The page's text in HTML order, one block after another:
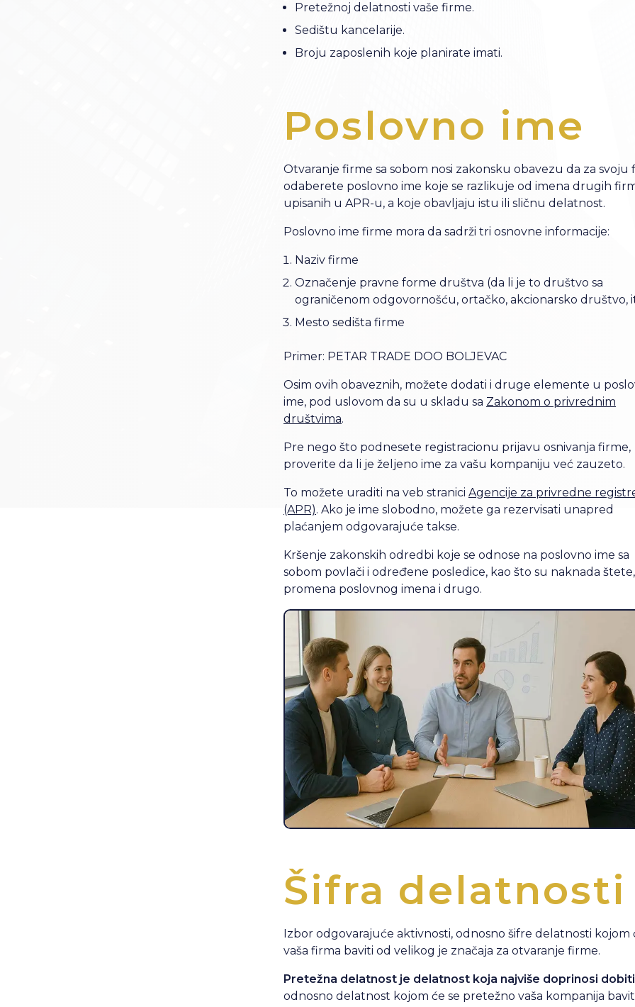
Pretežnoj delatnosti vaše firme.
Sedištu kancelarije.
Broju zaposlenih koje planirate imati.
Poslovno ime
Otvaranje firme sa sobom nosi zakonsku obavezu da za svoju
odaberete poslovno ime koje se razlikuje od imena drugih
upisanih u APR-u, a koje obavljaju istu ili sličnu delatnost.
Poslovno ime firme mora da sadrži tri osnovne informacije:
Naziv firme
Označenje pravne forme društva (da li je to društvo sa
ograničenom odgovornošću, ortačko, akcionarsko društvo,
Mesto sedišta firme
Primer: PETAR TRADE DOO BOLJEVAC
Osim ovih obaveznih, možete dodati i druge elemente u
ime, pod uslovom da su u skladu sa Zakonom o privrednim
društvima.
Pre nego što podnesete registracionu prijavu osnivanja firme,
proverite da li je željeno ime za vašu kompaniju već zauzeto.
To možete uraditi na veb stranici Agencije za privredne
(APR). Ako je ime slobodno, možete ga rezervisati unapred
plaćanjem odgovarajuće takse.
Kršenje zakonskih odredbi koje se odnose na poslovno ime sa
sobom povlači i određene posledice, kao što su naknada štete,
promena poslovnog imena i drugo.
Šifra delatnosti
Izbor odgovarajuće aktivnosti, odnosno šifre delatnosti kojom
vaša firma baviti od velikog je značaja za otvaranje firme.
Pretežna delatnost je delatnost koja najviše doprinosi
odnosno delatnost kojom će se pretežno vaša kompanija